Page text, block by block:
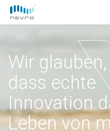
Wir glauben,
dass echte
Innovation
Leben von